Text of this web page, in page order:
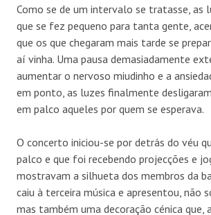
Como se de um intervalo se tratasse, as
que se fez pequeno para tanta gente,
que os que chegaram mais tarde se
aí vinha. Uma pausa demasiadamente
aumentar o nervoso miudinho e a
em ponto, as luzes finalmente
em palco aqueles por quem se esperava.
O concerto iniciou-se por detrás do véu
palco e que foi recebendo projecções e
mostravam a silhueta dos membros da
caiu à terceira música e apresentou, não
mas também uma decoração cénica que,